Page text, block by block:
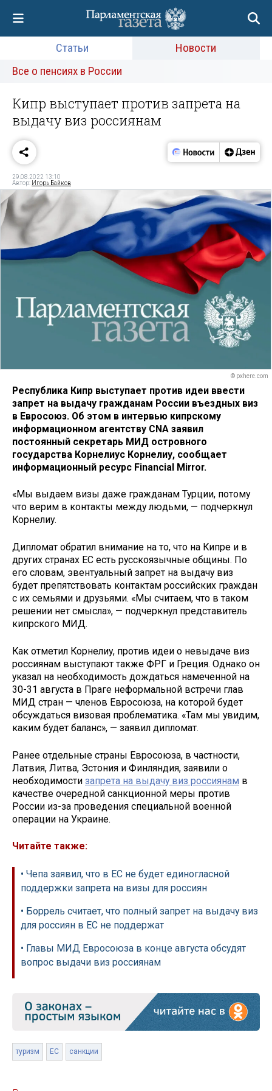
Статьи
Новости
Все о пенсиях в России
Кипр выступает против запрета на
выдачу виз россиянам
29.08.2022 13:10
Автор: Игорь Байков
© pxhere.com
Республика Кипр выступает против идеи ввести
запрет на выдачу гражданам России въездных виз
в Евросоюз. Об этом в интервью кипрскому
информационном агентству CNA заявил
постоянный секретарь МИД островного
государства Корнелиус Корнелиу, сообщает
информационный ресурс Financial Mirror.
«Мы выдаем визы даже гражданам Турции, потому
что верим в контакты между людьми, — подчеркнул
Корнелиу.
Дипломат обратил внимание на то, что на Кипре и в
других странах ЕС есть русскоязычные общины. По
его словам, эвентуальный запрет на выдачу виз
будет препятствовать контактам российских граждан
с их семьями и друзьями. «Мы считаем, что в таком
решении нет смысла», — подчеркнул представитель
кипрского МИД.
Как отметил Корнелиу, против идеи о невыдаче виз
россиянам выступают также ФРГ и Греция. Однако он
указал на необходимость дождаться намеченной на
30-31 августа в Праге неформальной встречи глав
МИД стран — членов Евросоюза, на которой будет
обсуждаться визовая проблематика. «Там мы увидим,
каким будет баланс», — заявил дипломат.
Ранее отдельные страны Евросоюза, в частности,
Латвия, Литва, Эстония и Финляндия, заявили о
необходимости запрета на выдачу виз россиянам в
качестве очередной санкционной меры против
России из-за проведения специальной военной
операции на Украине.
Читайте также:
• Чепа заявил, что в ЕС не будет единогласной
поддержки запрета на визы для россиян
• Боррель считает, что полный запрет на выдачу виз
для россиян в ЕС не поддержат
• Главы МИД Евросоюза в конце августа обсудят
вопрос выдачи виз россиянам
туризм ЕС санкции